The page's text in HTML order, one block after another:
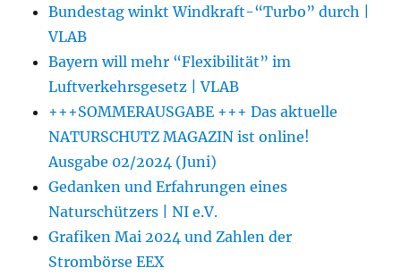
Bundestag winkt Windkraft-“Turbo” durch |
VLAB
Bayern will mehr “Flexibilität” im
Luftverkehrsgesetz | VLAB
+++SOMMERAUSGABE +++ Das aktuelle
NATURSCHUTZ MAGAZIN ist online!
Ausgabe 02/2024 (Juni)
Gedanken und Erfahrungen eines
Naturschützers | NI e.V.
Grafiken Mai 2024 und Zahlen der
Strombörse EEX